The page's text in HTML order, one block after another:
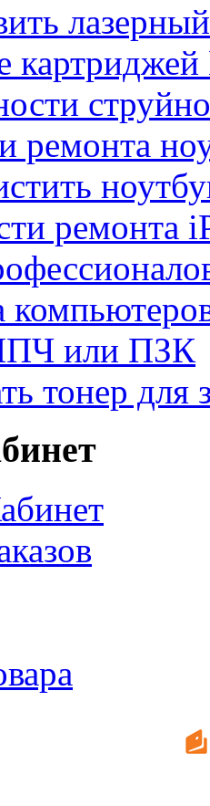
ремонта
ремонта
или ПЗК
тонер для